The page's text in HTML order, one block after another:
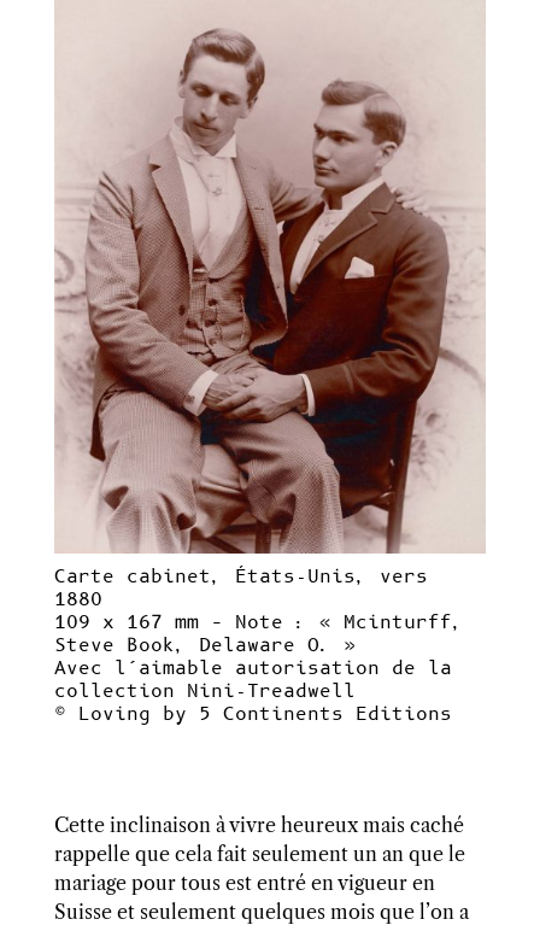
Carte cabinet, États-Unis, vers
1880
109 x 167 mm – Note : « Mcinturff,
Steve Book, Delaware O. »
Avec l’aimable autorisation de la
collection Nini-Treadwell
© Loving by 5 Continents Editions
Cette inclinaison à vivre heureux mais caché
rappelle que cela fait seulement un an que le
mariage pour tous est entré en vigueur en
Suisse et seulement quelques mois que l’on a